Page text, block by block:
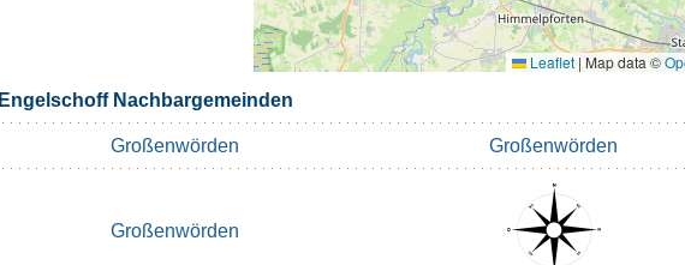
Leaflet | Map data ©
Engelschoff Nachbargemeinden
Großenwörden Großenwörden
Großenwörden